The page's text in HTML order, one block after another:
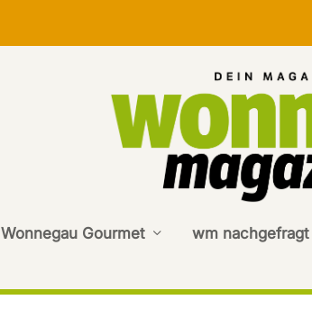
Wonnegau Gourmet wm nachgefragt